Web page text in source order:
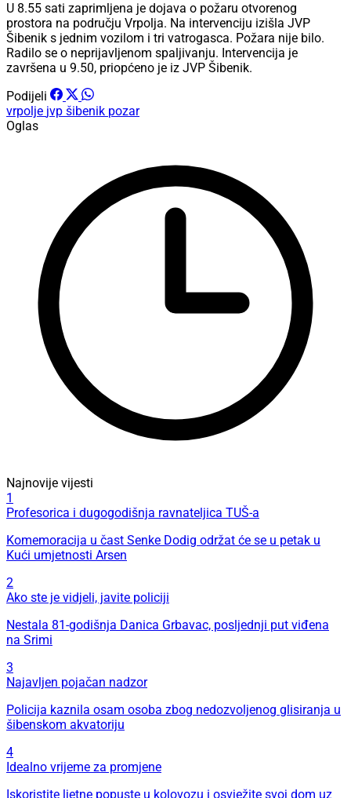
U 8.55 sati zaprimljena je dojava o požaru otvorenog
prostora na području Vrpolja. Na intervenciju izišla JVP
Šibenik s jednim vozilom i tri vatrogasca. Požara nije bilo.
Radilo se o neprijavljenom spaljivanju. Intervencija je
završena u 9.50, priopćeno je iz JVP Šibenik.
Podijeli
vrpolje jvp šibenik pozar
Oglas
Najnovije vijesti
1
Profesorica i dugogodišnja ravnateljica TUŠ-a
Komemoracija u čast Senke Dodig održat će se u petak u
Kući umjetnosti Arsen
2
Ako ste je vidjeli, javite policiji
Nestala 81-godišnja Danica Grbavac, posljednji put viđena
na Srimi
3
Najavljen pojačan nadzor
Policija kaznila osam osoba zbog nedozvoljenog glisiranja u
šibenskom akvatoriju
4
Idealno vrijeme za promjene
Iskoristite ljetne popuste u kolovozu i osvježite svoj dom uz